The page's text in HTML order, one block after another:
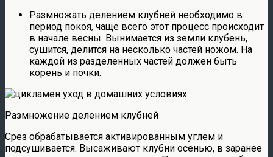
Размножать делением клубней необходимо в
период покоя, чаще всего этот процесс происходит
в начале весны. Вынимается из земли клубень,
сушится, делится на несколько частей ножом. На
каждой из разделенных частей должен быть
корень и почки.
Размножение делением клубней
Срез обрабатывается активированным углем и
подсушивается. Высаживают клубни осенью, в заранее